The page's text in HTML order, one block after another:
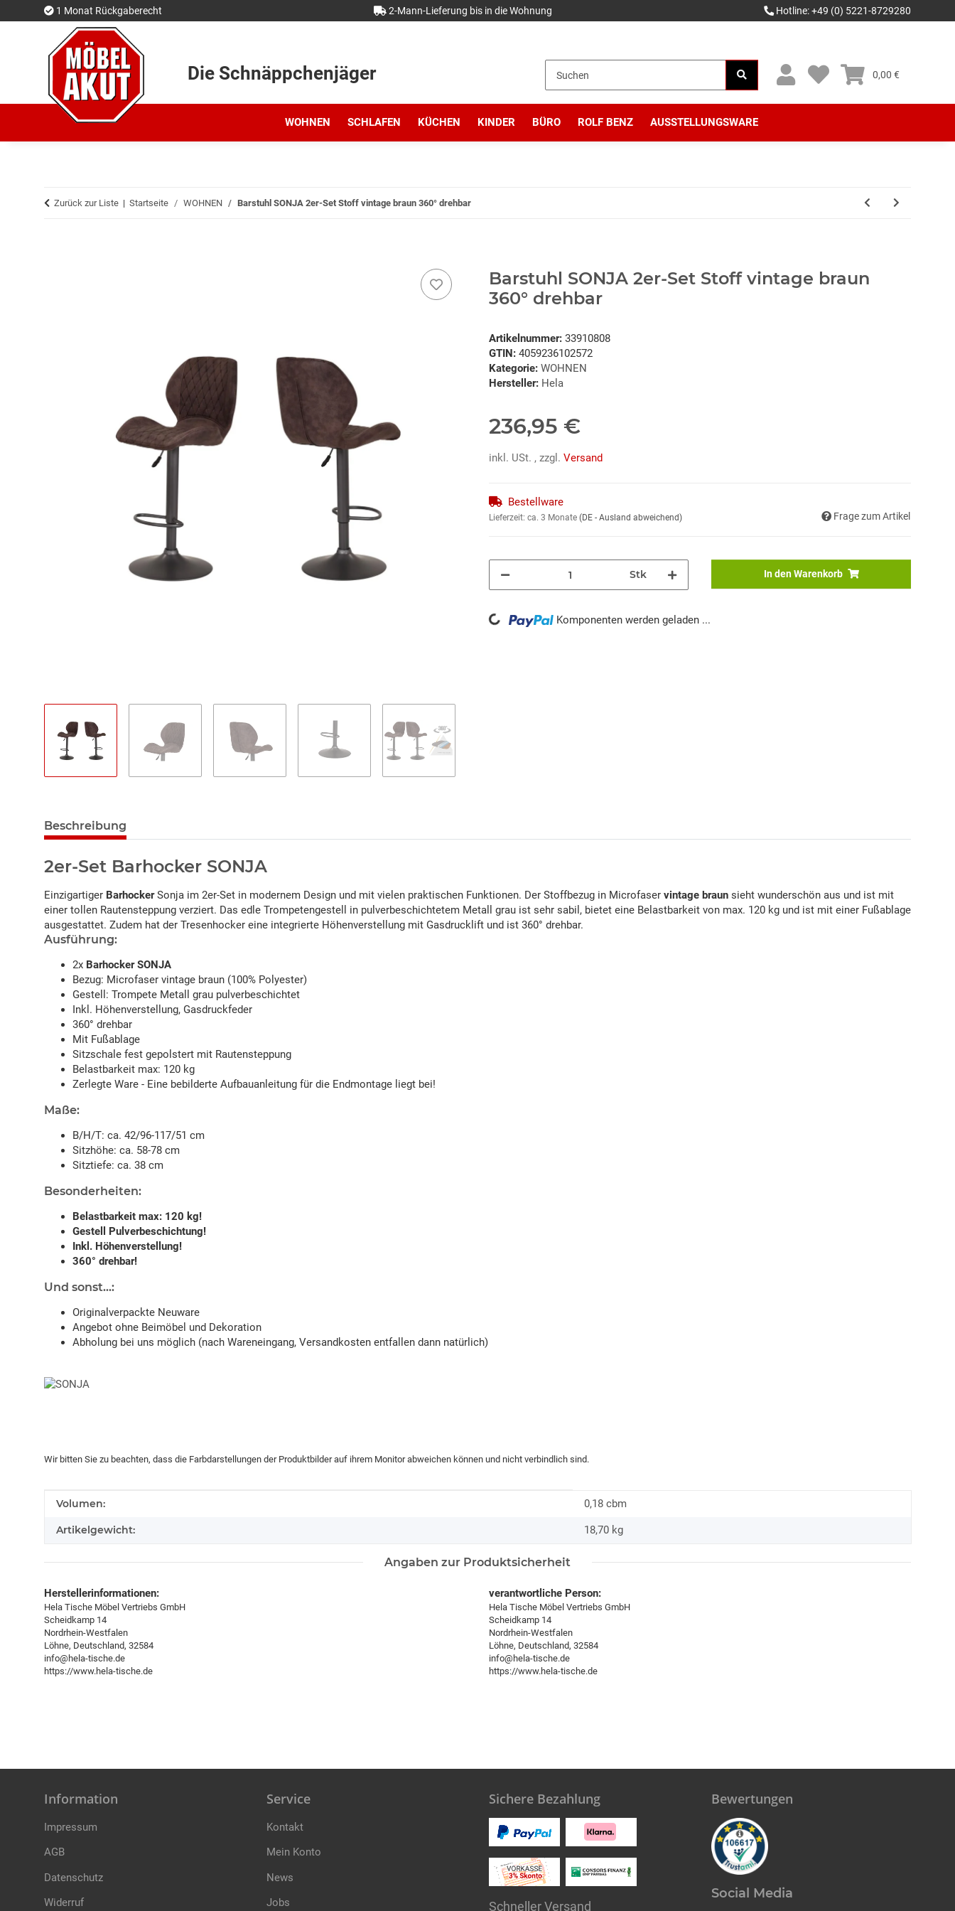
1 Monat Rückgaberecht 2-Mann-Lieferung bis in die Wohnung Hotline: +49 (0) 5221-8729280
Die Schnäppchenjäger 0,00 €
WOHNEN SCHLAFEN KÜCHEN KINDER BÜRO ROLF BENZ AUSSTELLUNGSWARE
Zurück zur Liste Startseite WOHNEN Barstuhl SONJA 2er-Set Stoff vintage braun 360° drehbar
Barstuhl SONJA 2er-Set Stoff vintage braun
360° drehbar
Artikelnummer: 33910808
GTIN: 4059236102572
Kategorie: WOHNEN
Hersteller: Hela
236,95 €
inkl. USt. , zzgl. Versand
Bestellware
Lieferzeit: ca. 3 Monate (DE - Ausland abweichend) Frage zum Artikel
Stk In den Warenkorb
Loading... Komponenten werden geladen ...
Beschreibung
2er-Set Barhocker SONJA
Einzigartiger BarhockerSonja im 2er-Set in modernem Design und mit vielen praktischen Funktionen. Der Stoffbezug in Microfaser vintage braun sieht wunderschön aus und ist mit
einer tollen Rautensteppung verziert. Das edle Trompetengestell in pulverbeschichtetem Metall grau ist sehr sabil, bietet eine Belastbarkeit von max. 120 kg und ist mit einer Fußablage
ausgestattet. Zudem hat der Tresenhocker eine integrierte Höhenverstellung mit Gasdrucklift und ist 360° drehbar.
Ausführung:
2x Barhocker SONJA
Bezug: Microfaser vintage braun (100% Polyester)
Gestell: Trompete Metall grau pulverbeschichtet
Inkl. Höhenverstellung, Gasdruckfeder
360° drehbar
Mit Fußablage
Sitzschale fest gepolstert mit Rautensteppung
Belastbarkeit max: 120 kg
Zerlegte Ware - Eine bebilderte Aufbauanleitung für die Endmontage liegt bei!
Maße:
B/H/T: ca. 42/96-117/51 cm
Sitzhöhe: ca. 58-78 cm
Sitztiefe: ca. 38 cm
Besonderheiten:
Belastbarkeit max: 120 kg!
Gestell Pulverbeschichtung!
Inkl. Höhenverstellung!
360° drehbar!
Und sonst...:
Originalverpackte Neuware
Angebot ohne Beimöbel und Dekoration
Abholung bei uns möglich (nach Wareneingang, Versandkosten entfallen dann natürlich)
Wir bitten Sie zu beachten, dass die Farbdarstellungen der Produktbilder auf ihrem Monitor abweichen können und nicht verbindlich sind.
Produkteigenschaft
Wert
Volumen: 0,18 cbm
Artikelgewicht: 18,70 kg
Angaben zur Produktsicherheit
Herstellerinformationen:
Hela Tische Möbel Vertriebs GmbH
Scheidkamp 14
Nordrhein-Westfalen
Löhne, Deutschland, 32584
info@hela-tische.de
https://www.hela-tische.de
verantwortliche Person:
Hela Tische Möbel Vertriebs GmbH
Scheidkamp 14
Nordrhein-Westfalen
Löhne, Deutschland, 32584
info@hela-tische.de
https://www.hela-tische.de
Information
Impressum
AGB
Datenschutz
Widerruf
Service
Kontakt
Mein Konto
News
Jobs
Sichere Bezahlung
Schneller Versand
Bewertungen
Social Media